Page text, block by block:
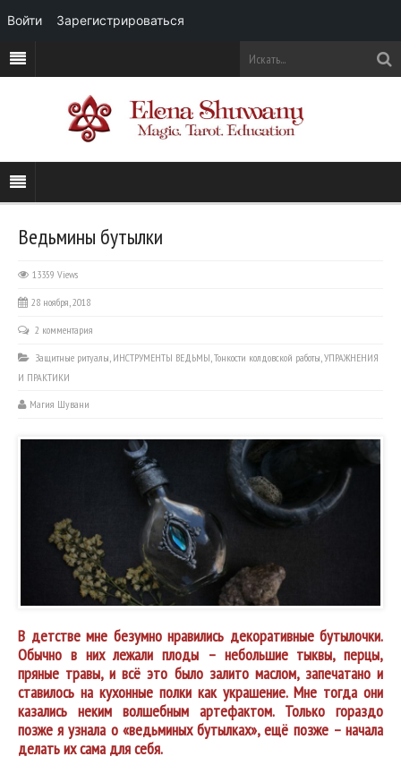
Ведьмины бутылки
13359 Views
28 ноября, 2018
2 комментария
Защитные ритуалы, ИНСТРУМЕНТЫ ВЕДЬМЫ,Тонкости колдовской работы,УПРАЖНЕНИЯ
И ПРАКТИКИ
Магия Шувани
В детстве мне безумно нравились декоративные бутылочки.
Обычно в них лежали плоды – небольшие тыквы, перцы,
пряные травы, и всё это было залито маслом, запечатано и
ставилось на кухонные полки как украшение. Мне тогда они
казались неким волшебным артефактом. Только гораздо
позже я узнала о «ведьминых бутылках», ещё позже – начала
делать их сама для себя.
Войти Зарегистрироваться